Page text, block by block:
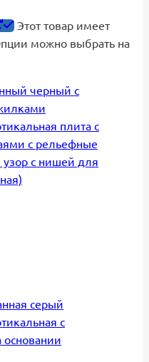
Этот товар имеет
можно выбрать на